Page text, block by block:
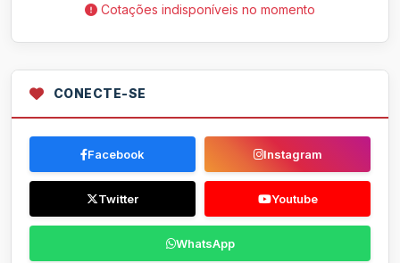
Cotações indisponíveis no momento
CONECTE-SE
Facebook Instagram
Twitter Youtube
WhatsApp